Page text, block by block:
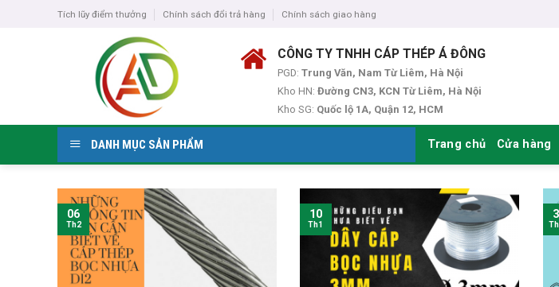
Tích lũy điểm thưởng Chính sách đổi trả hàng Chính sách giao hàng
CÔNG TY TNHH CÁP THÉP Á ĐÔNG
PGD:Trung Văn, Nam Từ Liêm, Hà Nội
Kho HN:Đường CN3, KCN Từ Liêm, Hà Nội
Kho SG: Quốc lộ 1A, Quận 12, HCM
DANH MỤC SẢN PHẨM Trang chủ Cửa hàng
06
Th2
10
Th1